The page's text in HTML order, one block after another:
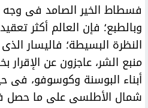
فسطاط الخير الصامد فى وجه
وبالطبع؛ فإن العالم أكثر
النظرة البسيطة؛ فاليسار الذى
منبع الشر، عاجزون عن الإقرار
أبناء البوسنة وكوسوفو، فى
شمال الأطلسى على ما حصل